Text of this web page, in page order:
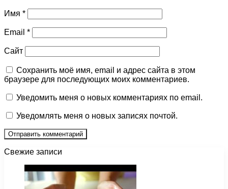
Имя *
Email *
Сайт
Сохранить моё имя, email и адрес сайта в этом
браузере для последующих моих комментариев.
Уведомить меня о новых комментариях по email.
Уведомлять меня о новых записях почтой.
Свежие записи